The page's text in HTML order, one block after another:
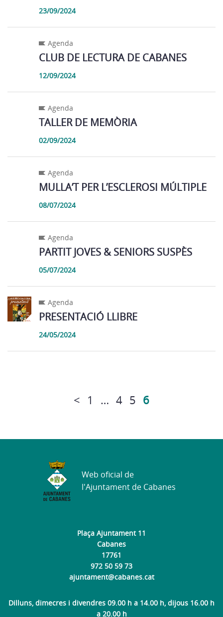
23/09/2024
Agenda
CLUB DE LECTURA DE CABANES
12/09/2024
Agenda
TALLER DE MEMÒRIA
02/09/2024
Agenda
MULLA’T PER L’ESCLEROSI MÚLTIPLE
08/07/2024
Agenda
PARTIT JOVES & SENIORS SUSPÈS
05/07/2024
Agenda
PRESENTACIÓ LLIBRE
24/05/2024
< 1 … 4 5 6
Plaça Ajuntament 11
Cabanes
17761
972 50 59 73
ajuntament@cabanes.cat
Dilluns, dimecres i divendres 09.00 h a 14.00 h, dijous 16.00 h
a 20.00 h
Web oficial de
l'Ajuntament de Cabanes